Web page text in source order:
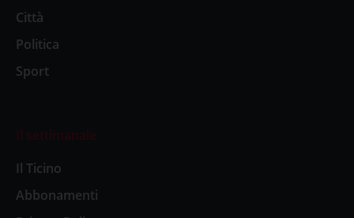
Città
Politica
Sport
Il settimanale
Il Ticino
Abbonamenti